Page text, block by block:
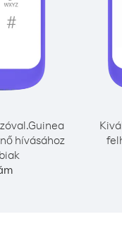
Guinea
hívásához